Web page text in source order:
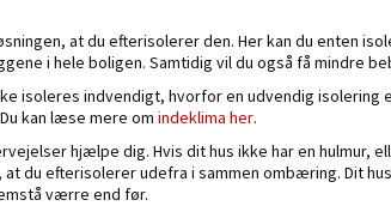
at du efterisolerer den. Her kan du enten
i hele boligen. Samtidig vil du også få mindre
isoleres indvendigt, hvorfor en udvendig isolering
kan læse mere om indeklima her.
hjælpe dig. Hvis dit hus ikke har en hulmur,
du efterisolerer udefra i sammen ombæring. Dit
værre end før.